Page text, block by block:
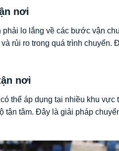
nơi
lo lắng về các bước vận
rủi ro trong quá trình
nơi
thể áp dụng tại nhiều khu
tận tâm. Đây là giải pháp